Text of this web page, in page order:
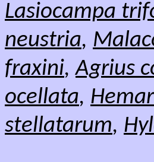
Lasiocampa
neustria,
fraxini,Agrius
ocellata,
stellatarum,